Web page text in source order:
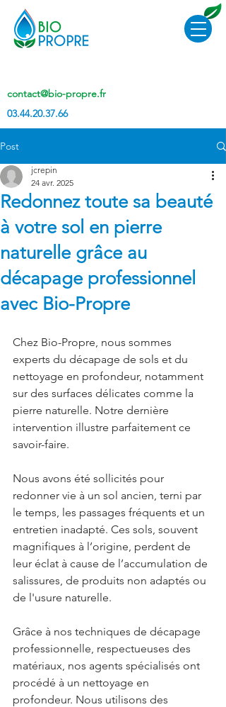
contact@bio-propre.fr
03.44.20.37.66
Post
Redonnez toute sa beauté
à votre sol en pierre
naturelle grâce au
décapage professionnel
avec Bio-Propre
jcrepin
24 avr. 2025
Chez Bio-Propre, nous sommes
experts du décapage de sols et du
nettoyage en profondeur, notamment
sur des surfaces délicates comme la
pierre naturelle. Notre dernière
intervention illustre parfaitement ce
savoir-faire.
Nous avons été sollicités pour
redonner vie à un sol ancien, terni par
le temps, les passages fréquents et un
entretien inadapté. Ces sols, souvent
magnifiques à l’origine, perdent de
leur éclat à cause de l’accumulation de
salissures, de produits non adaptés ou
de l'usure naturelle.
Grâce à nos techniques de décapage
professionnelle, respectueuses des
matériaux, nos agents spécialisés ont
procédé à un nettoyage en
profondeur. Nous utilisons des